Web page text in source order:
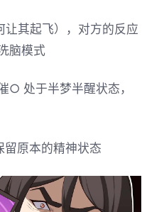
让其起飞），对方的反应
脑模式
○ 处于半梦半醒状态，
留原本的精神状态